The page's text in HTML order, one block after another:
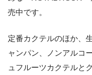
売中です。
定番カクテルのほか、
ャンパン、ノンアルコ
ュフルーツカクテルと